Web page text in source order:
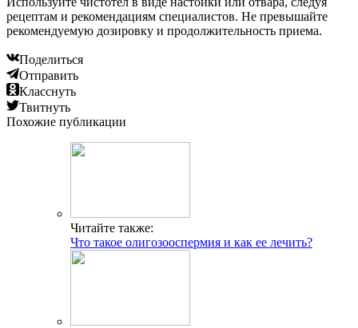
рецептам и рекомендациям специалистов. Не превышайте
рекомендуемую дозировку и продолжительность приема.
Поделиться
Отправить
Класснуть
Твитнуть
Похожие публикации
Читайте также:
Что такое олигозооспермия и как ее лечить?